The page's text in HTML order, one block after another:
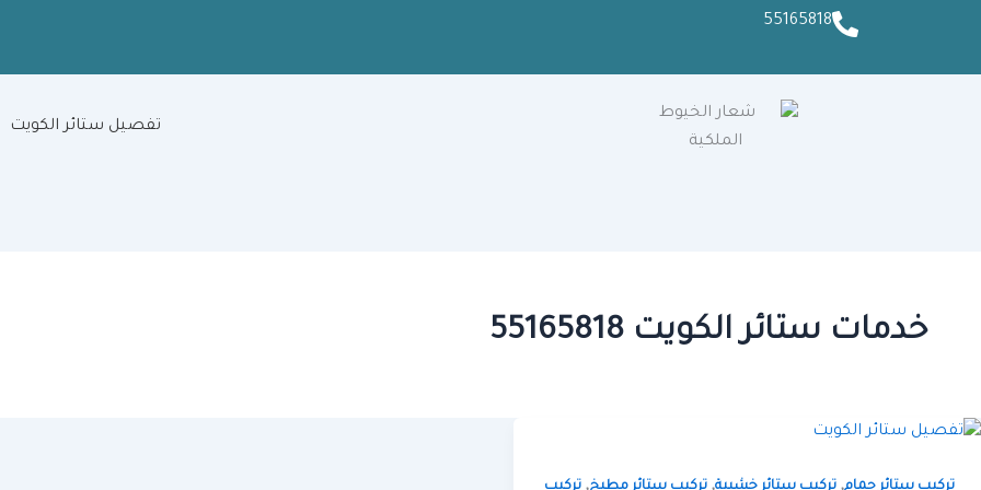
55165818
تفصيل ستائر الكويت
خدمات ستائر الكويت 55165818
تركيب ستائر حمام تركيب ستائر خشبية تركيب ستائر مطبخ تركيب